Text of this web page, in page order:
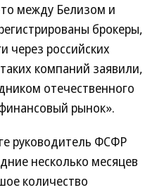
то между Белизом и
брокеры,
через российских
компаний заявили,
отечественного
рынок».
руководитель ФСФР
несколько месяцев
количество